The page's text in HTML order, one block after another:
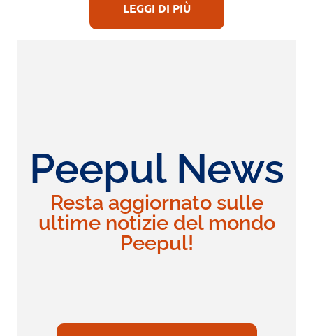
LEGGI DI PIÙ
Peepul News
Resta aggiornato sulle
ultime notizie del mondo
Peepul!